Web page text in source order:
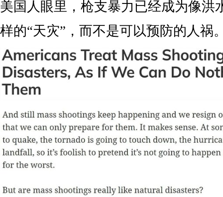
美国人眼里，枪支暴力已经成为像洪
样的“天灾”，而不是可以预防的人祸